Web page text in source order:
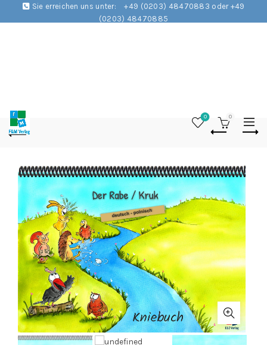
Sie erreichen uns unter:
+49 (0203) 48470883 oder +49
(0203) 48470885
0 0